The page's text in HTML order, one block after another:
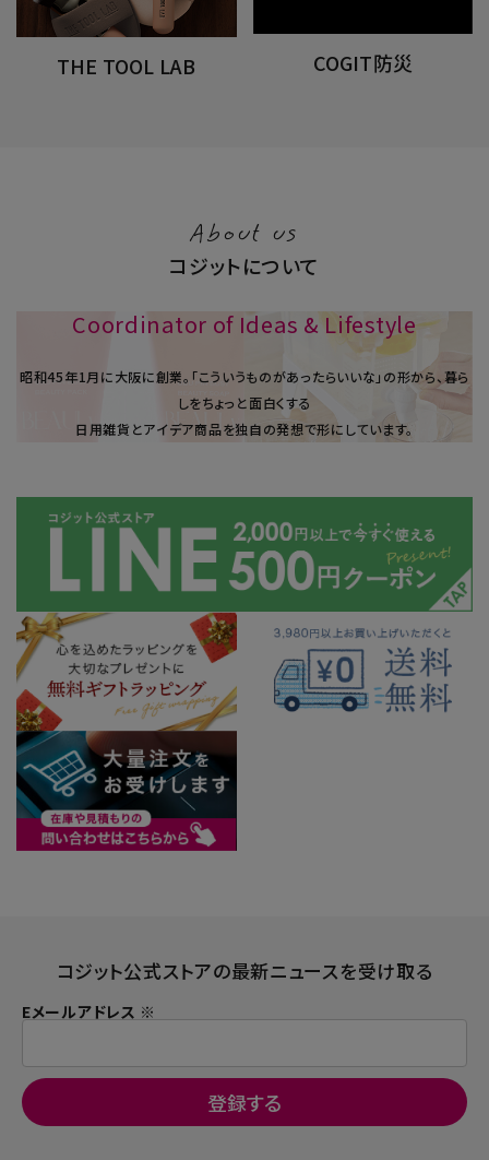
THE TOOL LAB COGIT防災
About us
コジットについて
Coordinator of Ideas & Lifestyle
昭和45年1⽉に大阪に創業。「こういうものがあったらいいな」の形から、暮ら
しをちょっと面白くする
日用雑貨とアイデア商品を独自の発想で形にしています。
コジット公式ストアの最新ニュースを受け取る
Eメールアドレス ※